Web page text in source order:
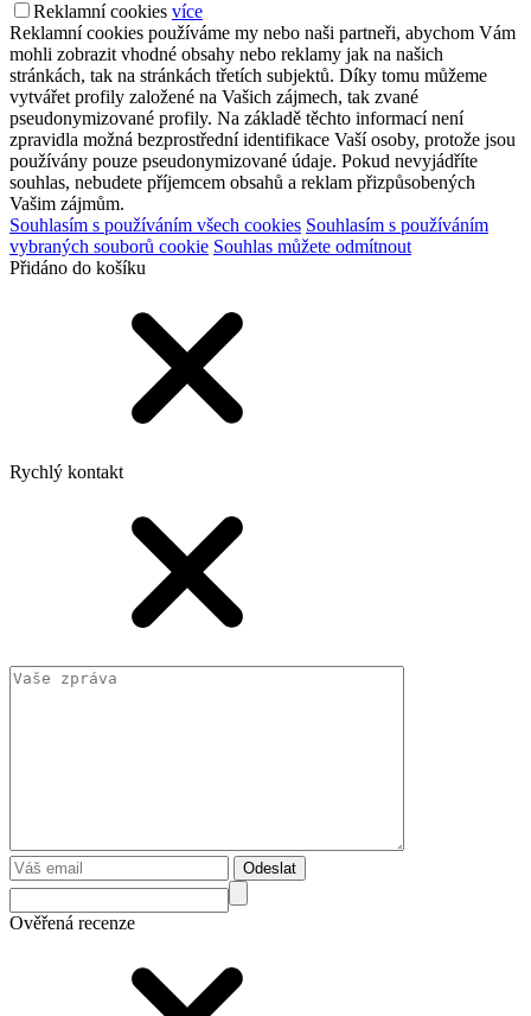
Reklamní cookies více
Reklamní cookies používáme my nebo naši partneři, abychom Vám
mohli zobrazit vhodné obsahy nebo reklamy jak na našich
stránkách, tak na stránkách třetích subjektů. Díky tomu můžeme
vytvářet profily založené na Vašich zájmech, tak zvané
pseudonymizované profily. Na základě těchto informací není
zpravidla možná bezprostřední identifikace Vaší osoby, protože jsou
používány pouze pseudonymizované údaje. Pokud nevyjádříte
souhlas, nebudete příjemcem obsahů a reklam přizpůsobených
Vašim zájmům.
Souhlasím s používáním všech cookies Souhlasím s používáním
vybraných souborů cookie Souhlas můžete odmítnout
Přidáno do košíku
Rychlý kontakt
Odeslat
Ověřená recenze